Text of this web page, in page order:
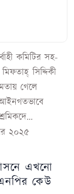
কমিটির সহ-
সিদ্দিকী
গেলে
২০২৫
এখনো
কেউ